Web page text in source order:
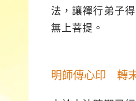
法，讓禪行弟子
無上菩提。
明師傳心印 轉